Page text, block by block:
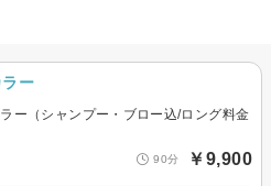
ー
ー（シャンプー・ブロー込/ロング料金
90分 ￥9,900